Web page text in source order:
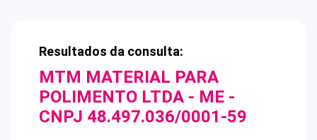
Resultados da consulta:
MTM MATERIAL PARA
POLIMENTO LTDA - ME -
CNPJ 48.497.036/0001-59